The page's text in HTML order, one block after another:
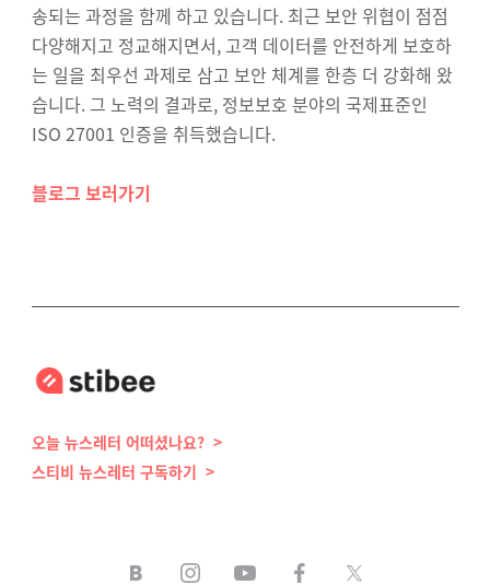
송되는 과정을 함께 하고 있습니다. 최근 보안 위협이 점점
다양해지고 정교해지면서, 고객 데이터를 안전하게 보호하
는 일을 최우선 과제로 삼고 보안 체계를 한층 더 강화해 왔
습니다. 그 노력의 결과로, 정보보호 분야의 국제표준인
ISO 27001 인증을 취득했습니다.
블로그 보러가기
오늘 뉴스레터 어떠셨나요? >
스티비 뉴스레터 구독하기 >